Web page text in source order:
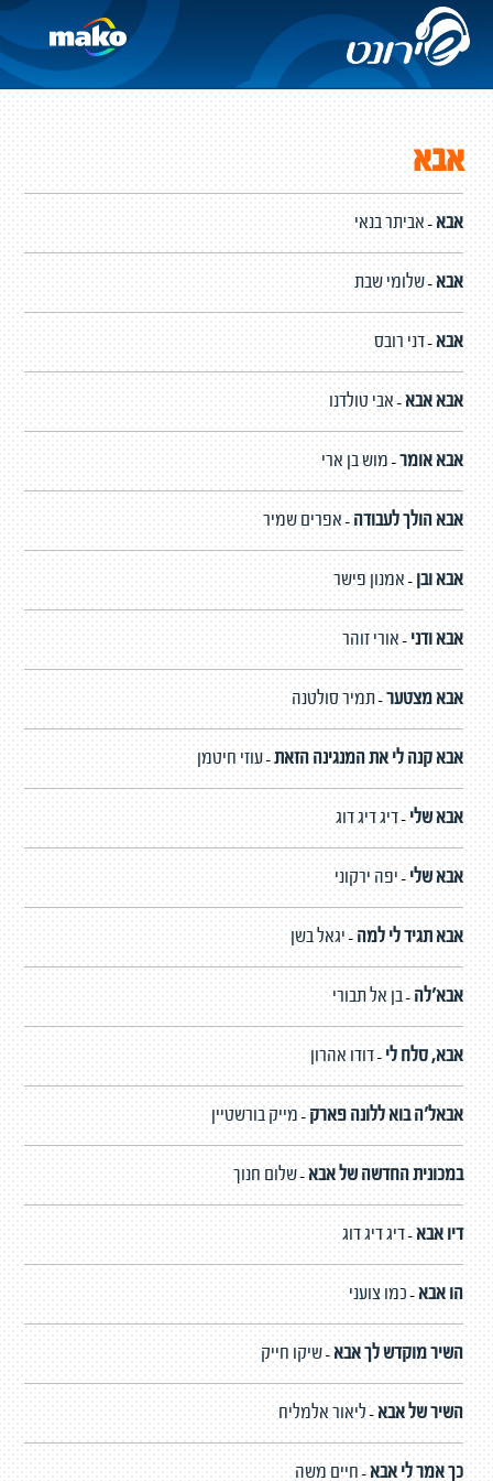
אבא
אבא -אביתר בנאי
אבא -שלומי שבת
אבא -דני רובס
אבא אבא -אבי טולדנו
אבא אומר-מוש בן ארי
אבא הולך לעבודה -אפרים שמיר
אבא ובן -אמנון פישר
אבא ודני -אורי זוהר
אבא מצטער-תמיר סולטנה
אבא קנה לי את המנגינה הזאת-עוזי חיטמן
אבא שלי -דיג דיג דוג
אבא שלי -יפה ירקוני
אבא תגיד לי למה -יגאל בשן
אבא'לה -בן אל תבורי
אבא, סלח לי -דודו אהרון
אבאל'ה בוא ללונה פארק -מייק בורשטיין
במכונית החדשה של אבא -שלום חנוך
דיו אבא -דיג דיג דוג
הו אבא -כמו צועני
השיר מוקדש לך אבא -שיקו חייק
השיר של אבא -ליאור אלמליח
כך אמר לי אבא חיים משה